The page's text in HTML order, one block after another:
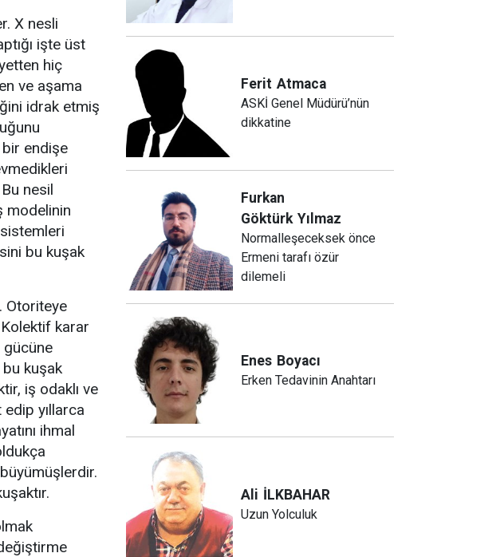
X nesli
işte üst
hiç
ve aşama
idrak etmiş
endişe
nesil
modelinin
bu kuşak
Otoriteye
Kolektif karar
gücüne
bu kuşak
iş odaklı ve
yıllarca
ihmal
Ferit Atmaca
ASKİ Genel Müdürü’nün
dikkatine
Furkan
Göktürk Yılmaz
Normalleşeceksek önce
Ermeni tarafı özür
dilemeli
Enes Boyacı
Erken Tedavinin Anahtarı
Ali İLKBAHAR
Uzun Yolculuk